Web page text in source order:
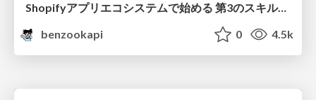
Shopifyアプリエコシステムで始める 第3のスキルマネタイズ
benzookapi
0 4.5k